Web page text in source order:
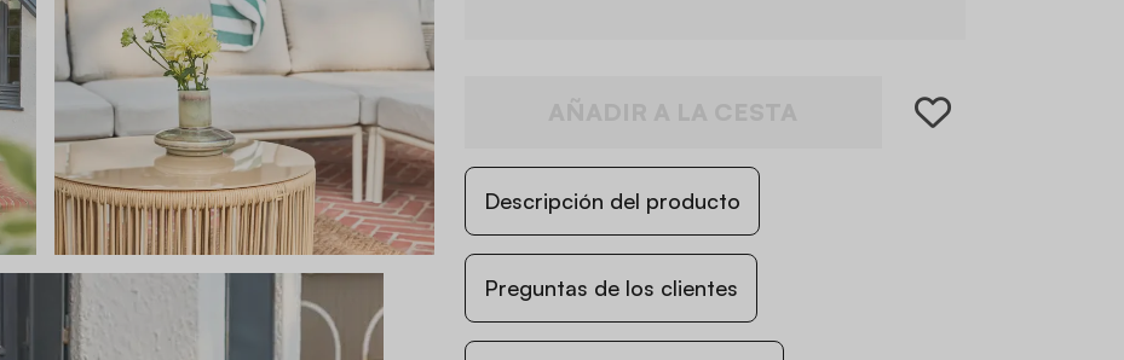
Descripción del producto
Preguntas de los clientes